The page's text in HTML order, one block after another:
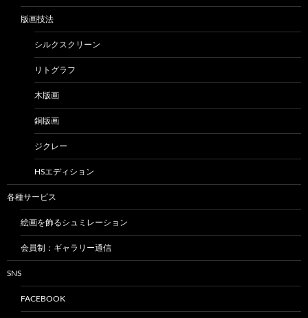
版画技法
シルクスクリーン
リトグラフ
木版画
銅版画
ジクレー
HSエディション
各種サービス
絵画を飾るシュミレーション
会員制：ギャラリー通信
SNS
FACEBOOK